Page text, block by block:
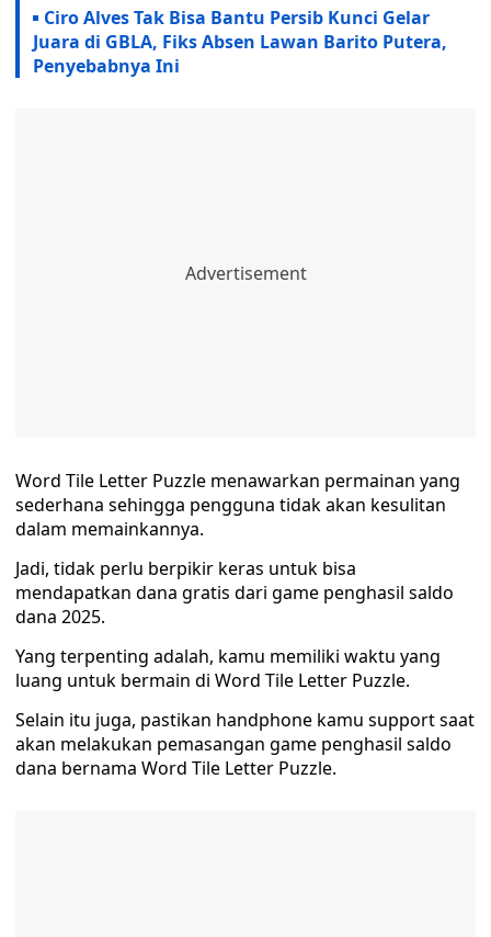
Ciro Alves Tak Bisa Bantu Persib Kunci Gelar
Juara di GBLA, Fiks Absen Lawan Barito Putera,
Penyebabnya Ini
Word Tile Letter Puzzle menawarkan permainan yang
sederhana sehingga pengguna tidak akan kesulitan
dalam memainkannya.
Jadi, tidak perlu berpikir keras untuk bisa
mendapatkan dana gratis dari game penghasil saldo
dana 2025.
Yang terpenting adalah, kamu memiliki waktu yang
luang untuk bermain di Word Tile Letter Puzzle.
Selain itu juga, pastikan handphone kamu support saat
akan melakukan pemasangan game penghasil saldo
dana bernama Word Tile Letter Puzzle.